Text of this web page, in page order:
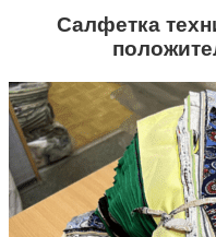
Салфетка